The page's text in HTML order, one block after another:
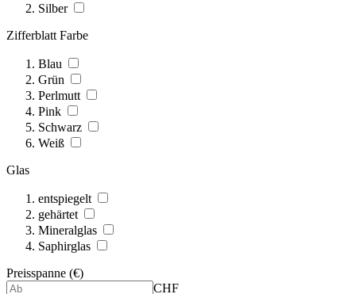
Silber
Zifferblatt Farbe
Blau
Grün
Perlmutt
Pink
Schwarz
Weiß
Glas
entspiegelt
gehärtet
Mineralglas
Saphirglas
Preisspanne (€)
CHF